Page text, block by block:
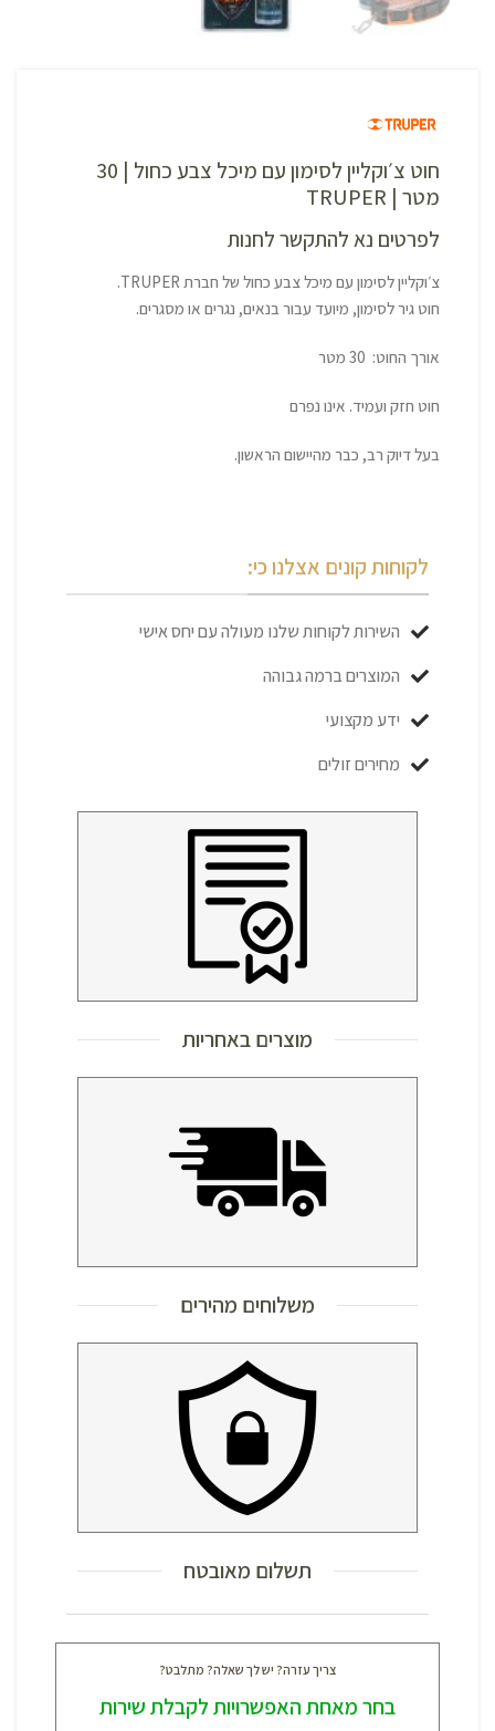
חוט צ׳וקליין לסימון עם מיכל צבע כחול | 30
מטר | TRUPER
לפרטים נא להתקשר לחנות
צ׳וקליין לסימון עם מיכל צבע כחול של חברת TRUPER.
חוט גיר לסימון, מיועד עבור בנאים, נגרים או מסגרים.
אורך החוט: 30 מטר
חוט חזק ועמיד. אינו נפרם
בעל דיוק רב, כבר מהיישום הראשון.
לקוחות קונים אצלנו כי:
השירות לקוחות שלנו מעולה עם יחס אישי
המוצרים ברמה גבוהה
ידע מקצועי
מחירים זולים
מוצרים באחריות
משלוחים מהירים
תשלום מאובטח
צריך עזרה? יש לך שאלה? מתלבט?
בחר מאחת האפשרויות לקבלת שירות